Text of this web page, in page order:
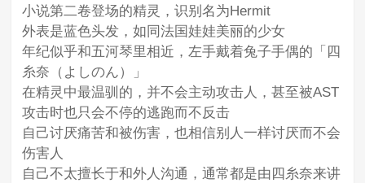
小说第二卷登场的精灵，识别名为Hermit
外表是蓝色头发，如同法国娃娃美丽的少女
年纪似乎和五河琴里相近，左手戴着兔子手偶的「四
糸奈（よしのん）」
在精灵中最温驯的，并不会主动攻击人，甚至被AST
攻击时也只会不停的逃跑而不反击
自己讨厌痛苦和被伤害，也相信别人一样讨厌而不会
伤害人
自己不太擅长于和外人沟通，通常都是由四糸奈来讲